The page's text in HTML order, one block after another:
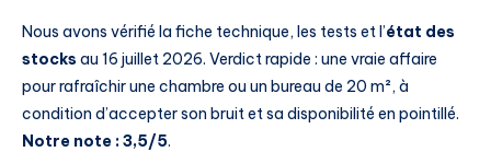
Nous avons vérifié la fiche technique, les tests et l’état des
stocks au 16 juillet 2026. Verdict rapide : une vraie affaire
pour rafraîchir une chambre ou un bureau de 20 m², à
condition d’accepter son bruit et sa disponibilité en pointillé.
Notre note : 3,5/5.